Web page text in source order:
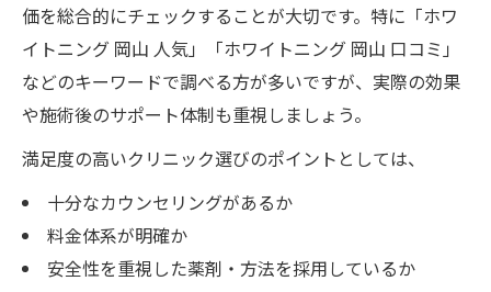
価を総合的にチェックすることが大切です。特に「ホワ
イトニング 岡山 人気」「ホワイトニング 岡山 口コミ」
などのキーワードで調べる方が多いですが、実際の効果
や施術後のサポート体制も重視しましょう。
満足度の高いクリニック選びのポイントとしては、
十分なカウンセリングがあるか
料金体系が明確か
安全性を重視した薬剤・方法を採用しているか